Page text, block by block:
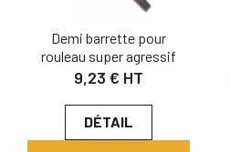
Demi barrette pour
rouleau super agressif
9,23 € HT
DÉTAIL